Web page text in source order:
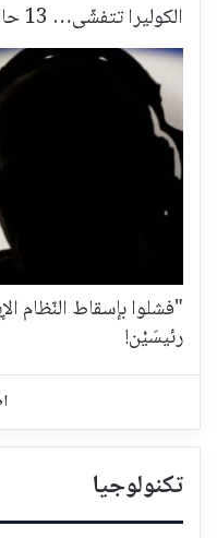
الكوليرا تتفشّى… 13 حالة وفاة و239 إصابة!
"فشلوا بإسقاط النّظام
رئيسَيْن!
تكنولوجيا